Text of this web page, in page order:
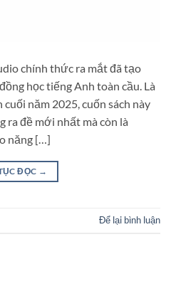
chính thức ra mắt đã tạo
học tiếng Anh toàn cầu. Là
năm 2025, cuốn sách này
ra đề mới nhất mà còn là
năng […]
ĐỌC →
Để lại bình luận